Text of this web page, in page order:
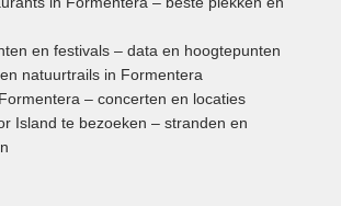
en festivals – data en hoogtepunten
natuurtrails in Formentera
– concerten en locaties
Island te bezoeken – stranden en